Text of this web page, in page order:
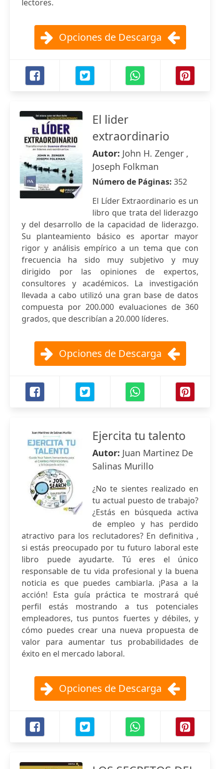
lectores.
Opciones de Descarga
El lider
extraordinario
Autor: John H. Zenger ,
Joseph Folkman
Número de Páginas: 352
El Líder Extraordinario es un
libro que trata del liderazgo
y del desarrollo de la capacidad de liderazgo.
Su planteamiento básico es aportar mayor
rigor y análisis empírico a un tema que con
frecuencia ha sido muy subjetivo y muy
dirigido por las opiniones de expertos,
consultores y académicos. La investigación
llevada a cabo utilizó una gran base de datos
compuesta por 200.000 evaluaciones de 360
grados, que describían a 20.000 líderes.
Opciones de Descarga
Ejercita tu talento
Autor: Juan Martinez De
Salinas Murillo
¿No te sientes realizado en
tu actual puesto de trabajo?
¿Estás en búsqueda activa
de empleo y has perdido
atractivo para los reclutadores? En definitiva ,
si estás preocupado por tu futuro laboral este
libro puede ayudarte. Tú eres el único
responsable de tu vida profesional y la buena
noticia es que puedes cambiarla. ¡Pasa a la
acción! Esta guía práctica te mostrará qué
perfil estás mostrando a tus potenciales
empleadores, tus puntos fuertes y débiles, y
cómo puedes crear una nueva propuesta de
valor para aumentar tus probabilidades de
éxito en el mercado laboral.
Opciones de Descarga